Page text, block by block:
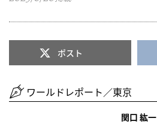
ポスト
ワールドレポート／東京
関口 紘一